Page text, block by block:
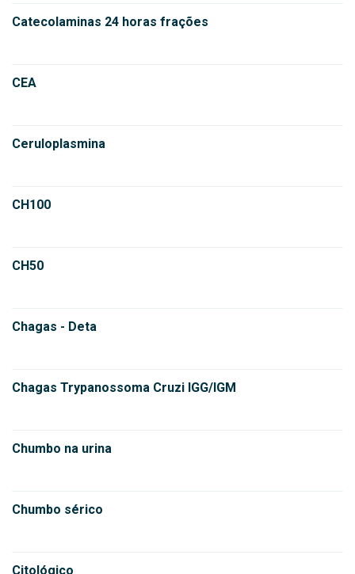
Catecolaminas 24 horas frações
CEA
Ceruloplasmina
CH100
CH50
Chagas - Deta
Chagas Trypanossoma Cruzi IGG/IGM
Chumbo na urina
Chumbo sérico
Citológico